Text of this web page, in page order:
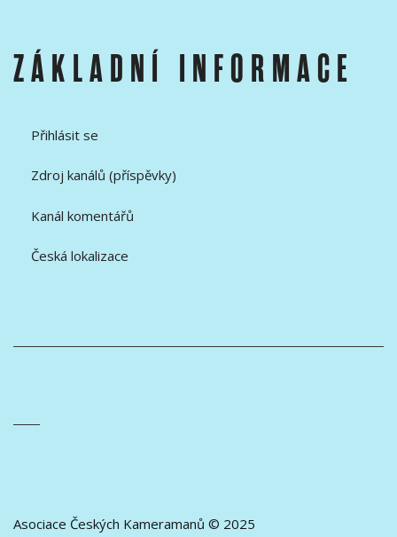
ZÁKLADNÍ INFORMACE
Přihlásit se
Zdroj kanálů (příspěvky)
Kanál komentářů
Česká lokalizace
Asociace Českých Kameramanů © 2025